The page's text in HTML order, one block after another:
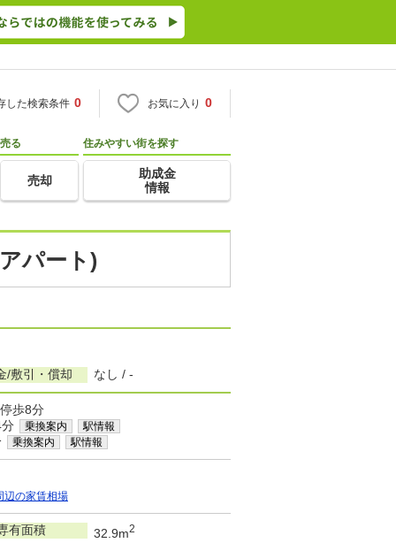
した検索条件 0 お気に入り 0
売る
売却
住みやすい街を探す
助成金
情報
パート)
/敷引・償却 なし / -
歩8分
乗換案内 駅情報
乗換案内 駅情報
辺の家賃相場
有面積 32.9m2